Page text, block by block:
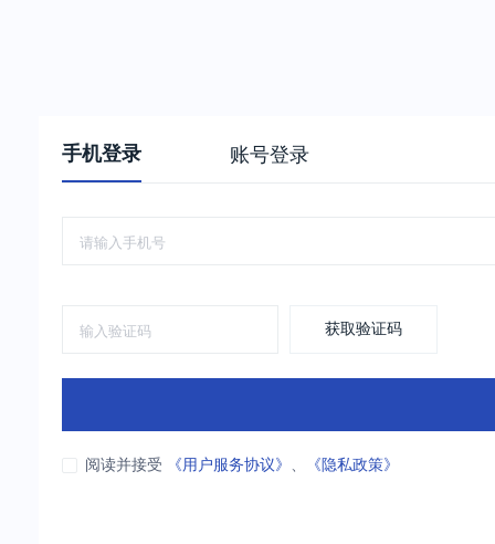
手机登录 账号登录
获取验证码
阅读并接受 《用户服务协议》 、 《隐私政策》